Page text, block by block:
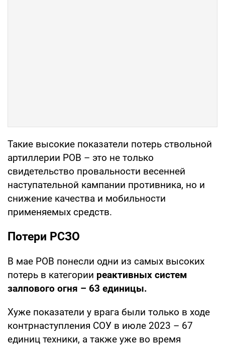
Такие высокие показатели потерь ствольной
артиллерии РОВ – это не только
свидетельство провальности весенней
наступательной кампании противника, но и
снижение качества и мобильности
применяемых средств.
Потери РСЗО
В мае РОВ понесли одни из самых высоких
потерь в категории реактивных систем
залпового огня – 63 единицы.
Хуже показатели у врага были только в ходе
контрнаступления СОУ в июле 2023 – 67
единиц техники, а также уже во время